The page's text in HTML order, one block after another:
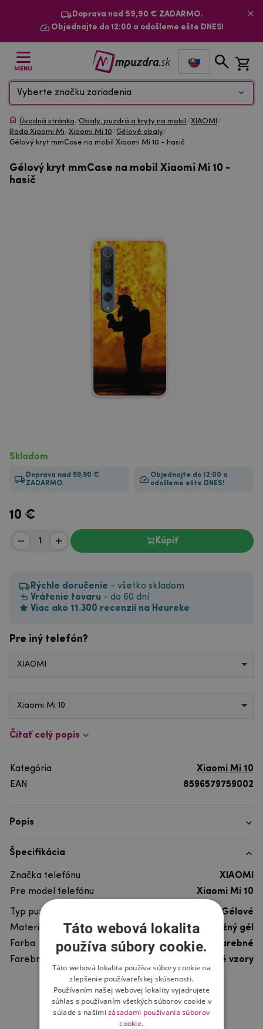
Doprava nad 59,90 € ZADARMO.
Objednajte do 12:00 a odošleme ešte DNES!
MENU
Vyberte značku zariadenia
Úvodná stránka/Obaly, puzdrá a kryty na mobil /XIAOMI /
Rada Xiaomi Mi/Xiaomi Mi 10/Gélové obaly/
Gélový kryt mmCase na mobil Xiaomi Mi 10 - hasič
Gélový kryt mmCase na mobil Xiaomi Mi 10 -
hasič
Skladom
Doprava nad 59,90 €
ZADARMO.
Objednajte do 12:00 a
odošleme ešte DNES!
10 €
Kúpiť
Rýchle doručenie - všetko skladom
Vrátenie tovaru - do 60 dní
Viac ako 11.300 recenzií na Heureke
Pre iný telefón?
XIAOMI
Xiaomi Mi 10
Čítať celý popis
Kategória
Xiaomi Mi 10
EAN
8596579759002
Popis
Špecifikácia
Značka telefónu
XIAOMI
Pre model telefónu
Xiaomi Mi 10
Typ puzdra
Gélové
Materiál
pružný gél
Farba
viacfarebné
Farebný motív
Ostatné vzory
Hodnotenie produktu
Táto webová lokalita
používa súbory cookie.
Táto webová lokalita používa súbory cookie na
zlepšenie používateľskej skúsenosti.
Používaním našej webovej lokality vyjadrujete
súhlas s používaním všetkých súborov cookie v
súlade s našimizásadami používania súborov
cookie.